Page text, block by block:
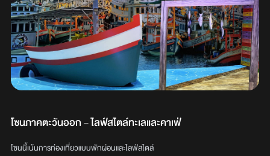
โซนภาคตะวันออก – ไลฟ์สไตล์ทะเลและคาเฟ่
โซนนี้เน้นการท่องเที่ยวแบบพักผ่อนและไลฟ์สไตล์